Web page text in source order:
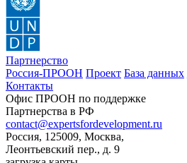
Партнерство
Россия-ПРООН Проект База данных
Контакты
Офис ПРООН по поддержке
Партнерства в РФ
contact@expertsfordevelopment.ru
Россия, 125009, Москва,
Леонтьевский пер., д. 9